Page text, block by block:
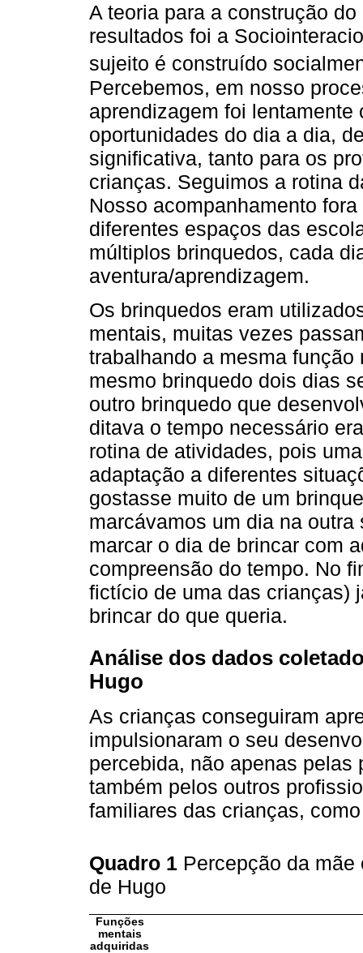
A teoria para a construção
resultados foi a
sujeito é construído
Percebemos, em nosso
aprendizagem foi
oportunidades do dia a dia,
significativa, tanto para os
crianças. Seguimos a rotina
Nosso acompanhamento
diferentes espaços das
múltiplos brinquedos, cada
aventura/aprendizagem.
Os brinquedos eram
mentais, muitas vezes
trabalhando a mesma
mesmo brinquedo dois dias
outro brinquedo que
ditava o tempo necessário
rotina de atividades, pois
adaptação a diferentes
gostasse muito de um
marcávamos um dia na
marcar o dia de brincar com
compreensão do tempo. No
fictício de uma das crianças)
brincar do que queria.
Análise dos dados
Hugo
As crianças conseguiram
impulsionaram o seu
percebida, não apenas
também pelos outros
familiares das crianças,
Quadro 1 Percepção da
de Hugo
Funções
mentais
adquiridas